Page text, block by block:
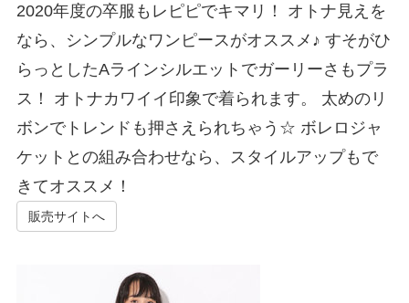
2020年度の卒服もレピピでキマリ！ オトナ見えを
なら、シンプルなワンピースがオススメ♪ すそがひ
らっとしたAラインシルエットでガーリーさもプラ
ス！ オトナカワイイ印象で着られます。 太めのリ
ボンでトレンドも押さえられちゃう☆ ボレロジャ
ケットとの組み合わせなら、スタイルアップもで
きてオススメ！
販売サイトへ